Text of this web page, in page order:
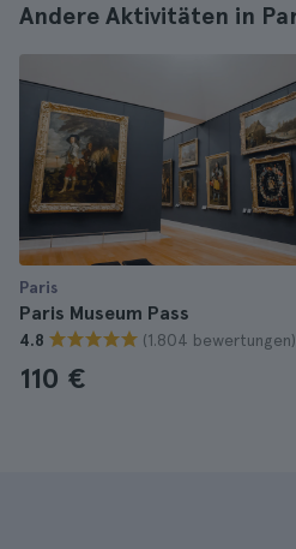
Andere Aktivitäten in
Paris
Paris Museum Pass
4.8 (1.804 bewertungen)
110 €